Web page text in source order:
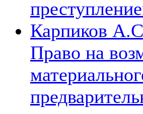
Карпиков
Право на